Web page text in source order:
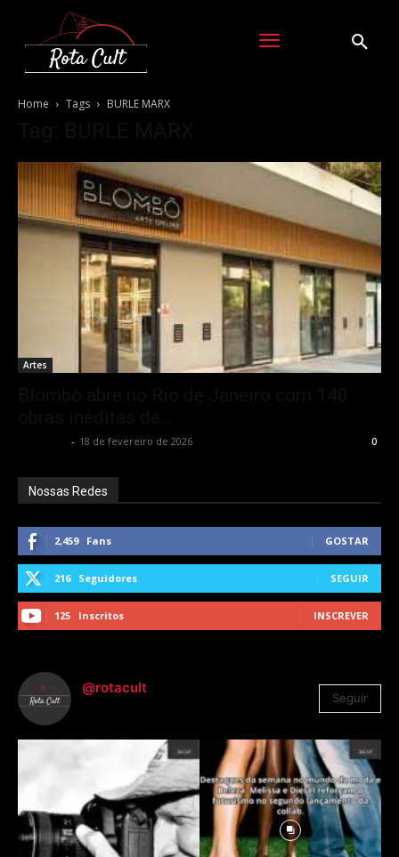
Home Tags BURLE MARX
Artes
- 18 de fevereiro de 2026 0
Nossas Redes
2,459 Fans GOSTAR
216 Seguidores SEGUIR
125 Inscritos INSCREVER
@rotacult
Seguir